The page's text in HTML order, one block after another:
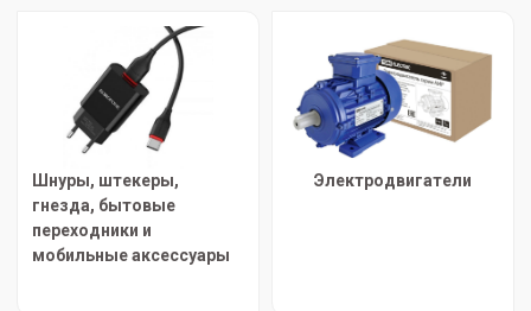
Шнуры, штекеры,
гнезда, бытовые
переходники и
мобильные аксессуары
Электродвигатели